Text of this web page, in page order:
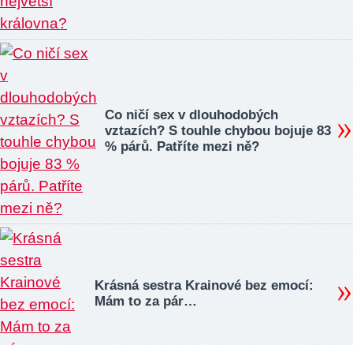
Co ničí sex v dlouhodobých
vztazích? S touhle chybou bojuje 83
% párů. Patříte mezi ně?
Krásná sestra Krainové bez emocí:
Mám to za pár…